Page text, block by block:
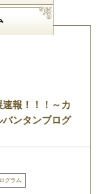
報！！！～カ
ンタンブログ
グラム